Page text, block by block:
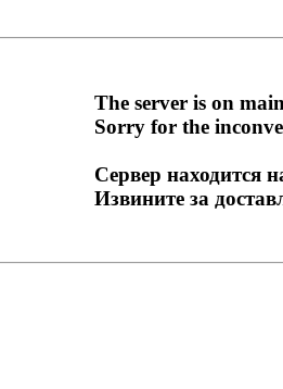
The server is on
Sorry for the
Сервер находится
Извините за